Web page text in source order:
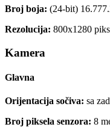
Broj boja: (24-bit)
Rezolucija: 800x1280
Kamera
Glavna
Orijentacija sočiva: sa
Broj piksela senzora: 8